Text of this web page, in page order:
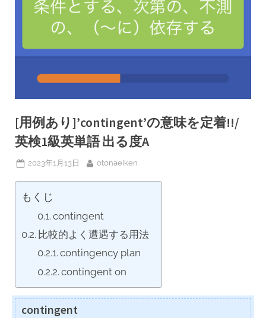
[用例あり]’contingent’の意味を定着!!/
英検1級英単語 出る度A
Posted
2023年1月13日 By
otonaeiken
もくじ
contingent
比較的よく遭遇する用法
contingency plan
contingent on
contingent